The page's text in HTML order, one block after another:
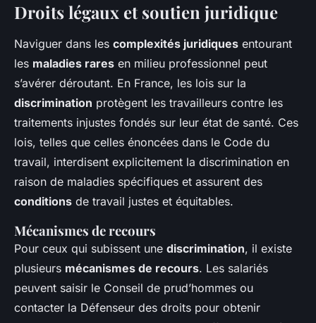
Droits légaux et soutien juridique
Naviguer dans les complexités juridiques entourant
les maladies rares en milieu professionnel peut
s’avérer déroutant. En France, les lois sur la
discrimination protègent les travailleurs contre les
traitements injustes fondés sur leur état de santé. Ces
lois, telles que celles énoncées dans le Code du
travail, interdisent explicitement la discrimination en
raison de maladies spécifiques et assurent des
conditions de travail justes et équitables.
Mécanismes de recours
Pour ceux qui subissent une discrimination, il existe
plusieurs mécanismes de recours. Les salariés
peuvent saisir le Conseil de prud’hommes ou
contacter la Défenseur des droits pour obtenir